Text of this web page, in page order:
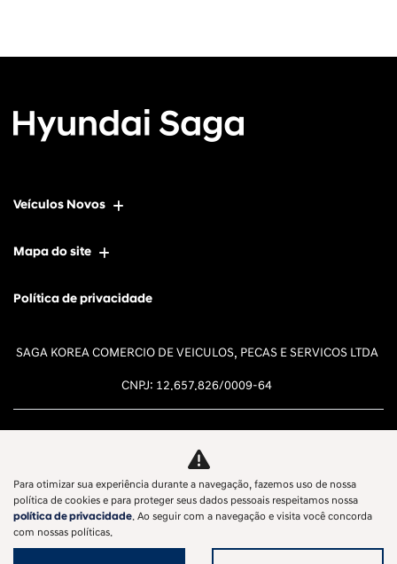
Veículos Novos
Mapa do site
Política de privacidade
SAGA KOREA COMERCIO DE VEICULOS, PECAS E SERVICOS LTDA
CNPJ: 12.657.826/0009-64
Desacelere. Seu bem maior é a
vida.
Para otimizar sua experiência durante a navegação, fazemos uso de nossa
política de cookies e para proteger seus dados pessoais respeitamos nossa
política de privacidade. Ao seguir com a navegação e visita você concorda
com nossas políticas.